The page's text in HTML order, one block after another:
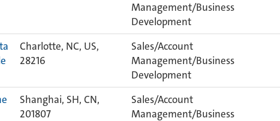
Management/Business
Development
Charlotte, NC, US,
28216
Sales/Account
Management/Business
Development
Shanghai, SH, CN,
201807
Sales/Account
Management/Business